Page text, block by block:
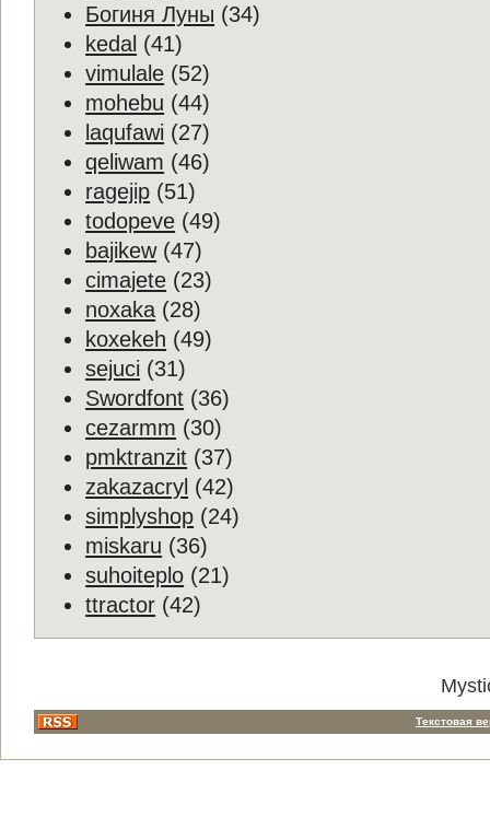
Богиня Луны (34)
kedal (41)
vimulale (52)
mohebu (44)
laqufawi (27)
qeliwam (46)
ragejip (51)
todopeve (49)
bajikew(47)
cimajete (23)
noxaka (28)
koxekeh (49)
sejuci (31)
Swordfont (36)
cezarmm (30)
pmktranzit (37)
zakazacryl (42)
simplyshop (24)
miskaru (36)
suhoiteplo (21)
ttractor (42)
Текстовая